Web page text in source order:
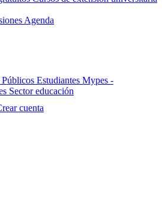
Agenda
Públicos Estudiantes Mypes -
Sector educación
cuenta